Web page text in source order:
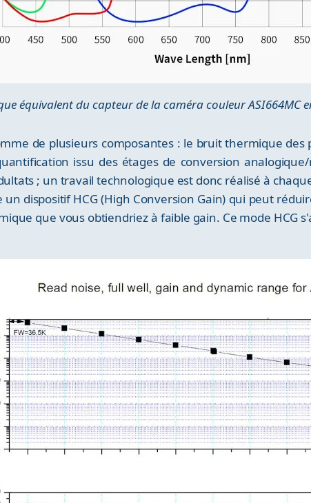
équivalent du capteur de la caméra couleur ASI664MC
de plusieurs composantes : le bruit thermique des
issu des étages de conversion
; un travail technologique est donc réalisé à
dispositif HCG (High Conversion Gain) qui peut
que vous obtiendriez à faible gain. Ce mode HCG